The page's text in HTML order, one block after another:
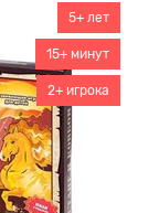
5+ лет
15+ минут
2+ игрока